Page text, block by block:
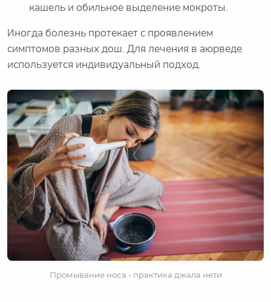
кашель и обильное выделение мокроты.
Иногда болезнь протекает с проявлением
симптомов разных дош. Для лечения в аюрведе
используется индивидуальный подход.
Промывание носа - практика джала нети